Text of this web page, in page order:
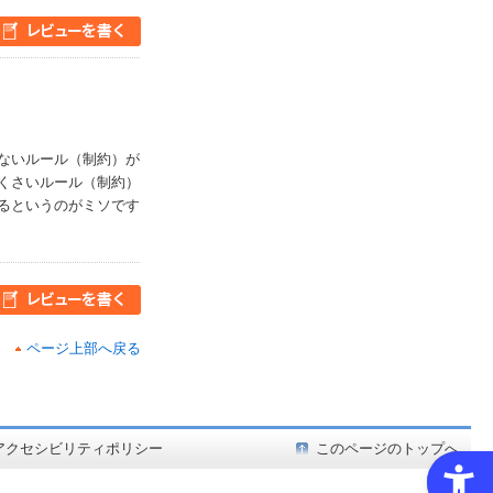
いルール（制約）が
いルール（制約）
というのがミソです
ページ上部へ戻る
クセシビリティポリシー このページのトップへ